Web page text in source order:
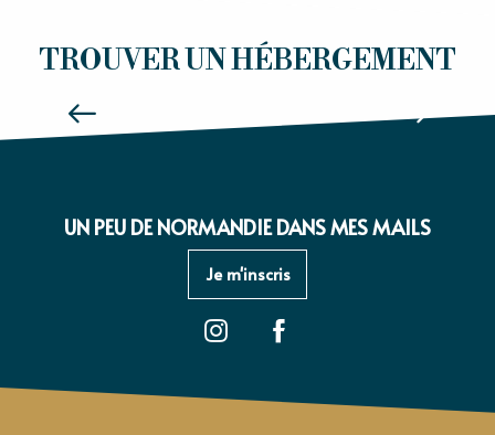
TROUVER UN HÉBERGEMENT
HÔTELS
UN PEU DE NORMANDIE DANS MES MAILS
Je m'inscris